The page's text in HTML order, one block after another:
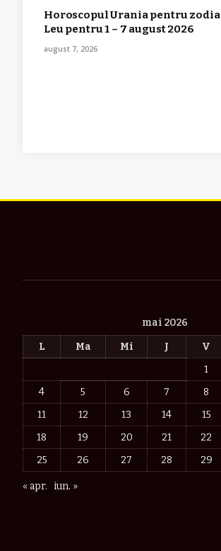
Horoscopul Urania pentru zodia
Leu pentru 1 – 7 august 2026
august 7, 2026
mai 2026
L
Ma Mi J V
1
4
5 6 7 8
11
12 13 14 15
18
19 20 21 22
25
26 27 28 29
« apr. iun. »